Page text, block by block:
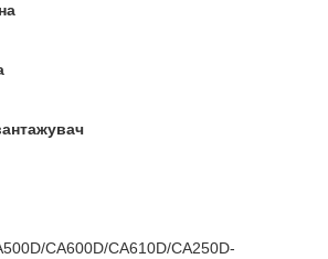
CA600D/CA610D/CA250D-